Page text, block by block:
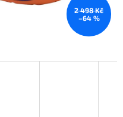
2 498 Kč
–64 %